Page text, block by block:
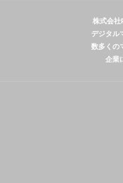
株式会社
デジタル
数多くの
企業